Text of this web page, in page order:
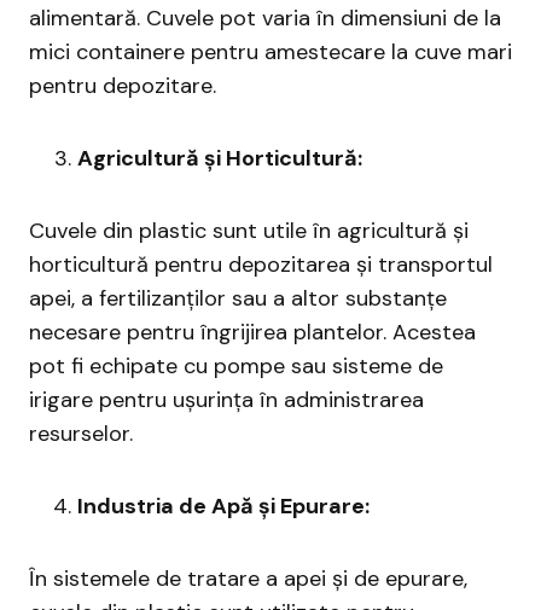
alimentară. Cuvele pot varia în dimensiuni de la
mici containere pentru amestecare la cuve mari
pentru depozitare.
Agricultură și Horticultură:
Cuvele din plastic sunt utile în agricultură și
horticultură pentru depozitarea și transportul
apei, a fertilizanților sau a altor substanțe
necesare pentru îngrijirea plantelor. Acestea
pot fi echipate cu pompe sau sisteme de
irigare pentru ușurința în administrarea
resurselor.
Industria de Apă și Epurare:
În sistemele de tratare a apei și de epurare,